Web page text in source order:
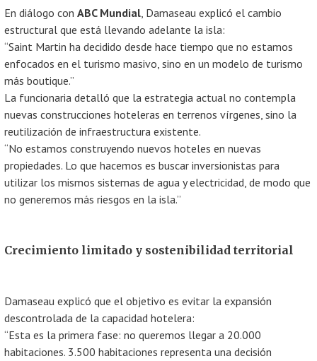
En diálogo con ABC Mundial, Damaseau explicó el cambio
estructural que está llevando adelante la isla:
“Saint Martin ha decidido desde hace tiempo que no estamos
enfocados en el turismo masivo, sino en un modelo de turismo
más boutique.”
La funcionaria detalló que la estrategia actual no contempla
nuevas construcciones hoteleras en terrenos vírgenes, sino la
reutilización de infraestructura existente.
“No estamos construyendo nuevos hoteles en nuevas
propiedades. Lo que hacemos es buscar inversionistas para
utilizar los mismos sistemas de agua y electricidad, de modo que
no generemos más riesgos en la isla.”
Crecimiento limitado y sostenibilidad territorial
Damaseau explicó que el objetivo es evitar la expansión
descontrolada de la capacidad hotelera:
“Esta es la primera fase: no queremos llegar a 20.000
habitaciones. 3.500 habitaciones representa una decisión